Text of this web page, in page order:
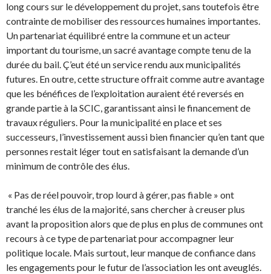
long cours sur le développement du projet, sans toutefois être
contrainte de mobiliser des ressources humaines importantes.
Un partenariat équilibré entre la commune et un acteur
important du tourisme, un sacré avantage compte tenu de la
durée du bail. Ç’eut été un service rendu aux municipalités
futures. En outre, cette structure offrait comme autre avantage
que les bénéfices de l’exploitation auraient été reversés en
grande partie à la SCIC, garantissant ainsi le financement de
travaux réguliers. Pour la municipalité en place et ses
successeurs, l’investissement aussi bien financier qu’en tant que
personnes restait léger tout en satisfaisant la demande d’un
minimum de contrôle des élus.
« Pas de réel pouvoir, trop lourd à gérer, pas fiable » ont
tranché les élus de la majorité, sans chercher à creuser plus
avant la proposition alors que de plus en plus de communes ont
recours à ce type de partenariat pour accompagner leur
politique locale. Mais surtout, leur manque de confiance dans
les engagements pour le futur de l’association les ont aveuglés.